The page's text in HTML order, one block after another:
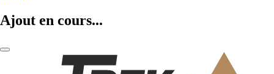
Ajout en cours...